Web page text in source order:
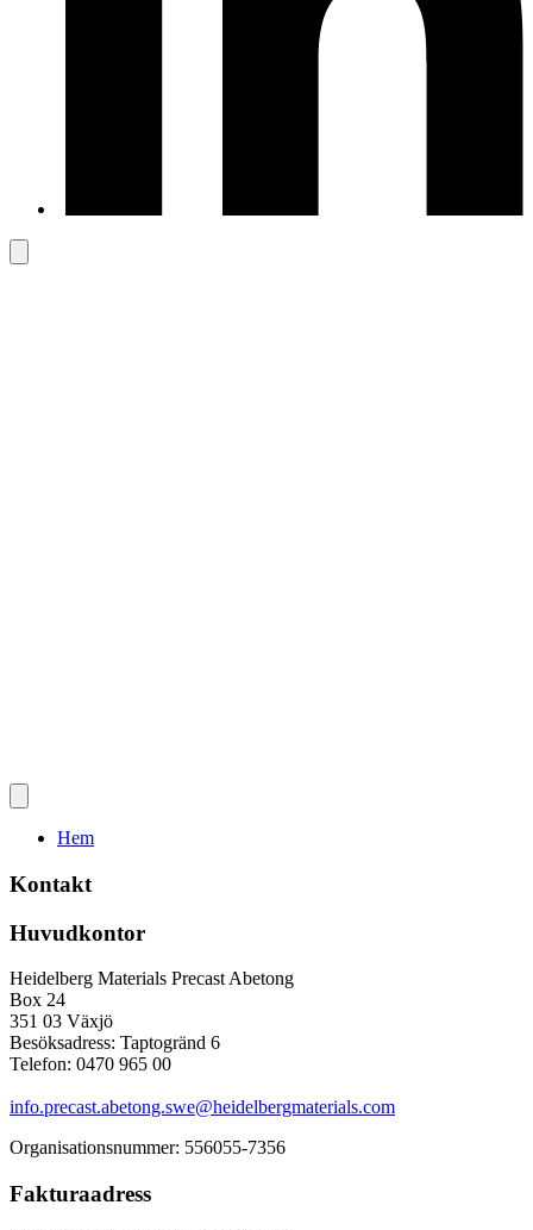
Hem
Kontakt
Huvudkontor
Heidelberg Materials Precast Abetong
Box 24
351 03 Växjö
Besöksadress: Taptogränd 6
Telefon: 0470 965 00
info.precast.abetong.swe@heidelbergmaterials.com
Organisationsnummer: 556055-7356
Fakturaadress